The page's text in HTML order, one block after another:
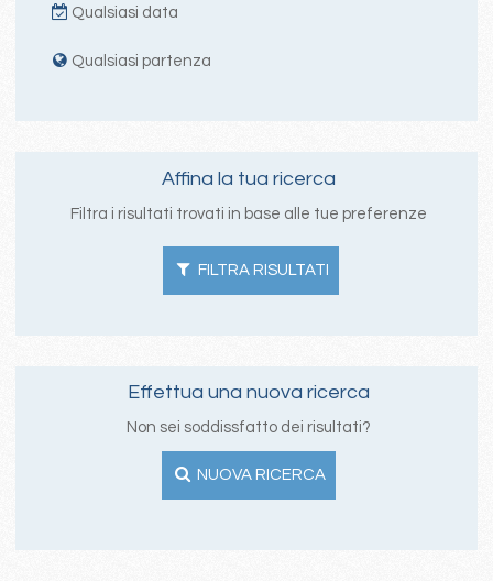
Qualsiasi data
Qualsiasi partenza
Affina la tua ricerca
Filtra i risultati trovati in base alle tue preferenze
FILTRA RISULTATI
Effettua una nuova ricerca
Non sei soddissfatto dei risultati?
NUOVA RICERCA